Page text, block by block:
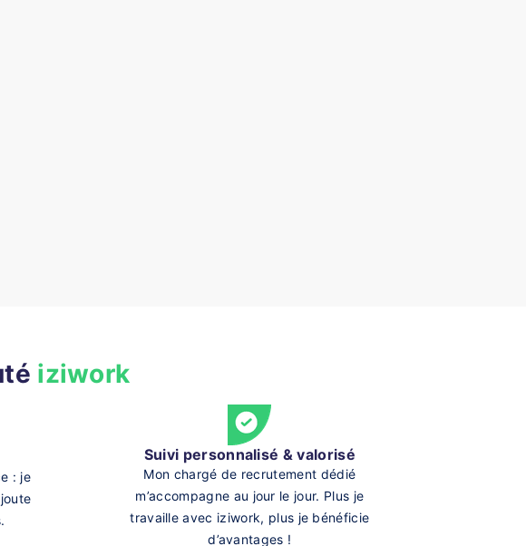
iziwork
: je
Suivi personnalisé & valorisé
Mon chargé de recrutement dédié
m’accompagne au jour le jour. Plus je
travaille avec iziwork, plus je bénéficie
d’avantages !